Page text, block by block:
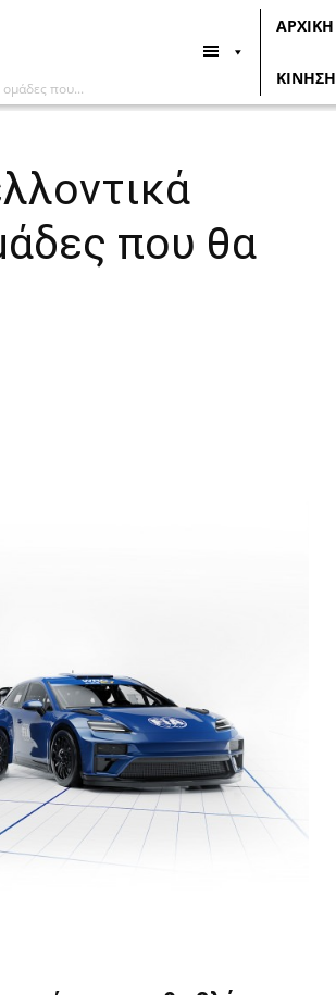
ΑΡΧΙΚΗ
ΚΙΝΗΣΗ
ομάδες που...
που θα